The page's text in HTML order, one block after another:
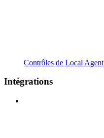
Contrôles de Local Agent
Intégrations